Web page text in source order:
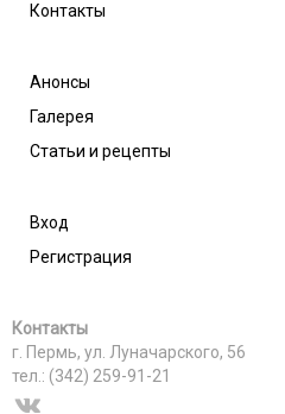
Контакты
Анонсы
Галерея
Статьи и рецепты
Вход
Регистрация
Контакты
г. Пермь, ул. Луначарского, 56
тел.: (342) 259-91-21